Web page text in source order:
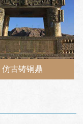
仿古铸铜鼎